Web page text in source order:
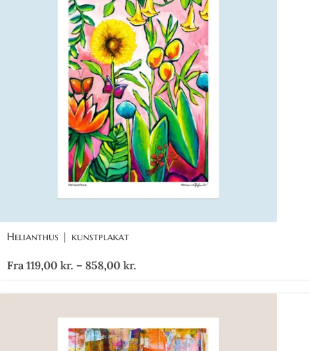
Helianthus | kunstplakat
Fra 119,00 kr. – 858,00 kr.